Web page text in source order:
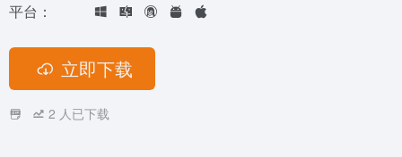
平台：
立即下载
2 人已下载